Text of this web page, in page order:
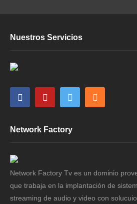
Nuestros Servicios
Network Factory
Network Factory Tv es un dominio
que trabaja en la implantación de
streaming de audio y video con